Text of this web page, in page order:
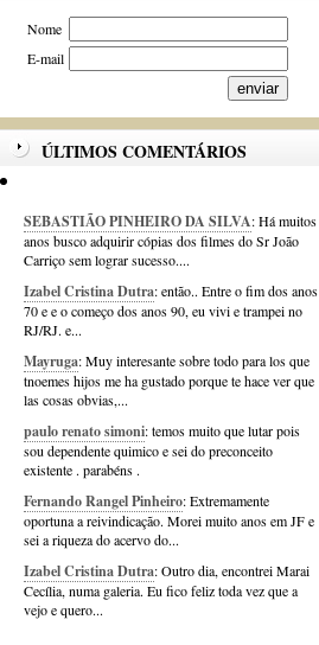
Nome
E-mail
ÚLTIMOS COMENTÁRIOS
SEBASTIÃO PINHEIRO DA SILVA: Há muitos
anos busco adquirir cópias dos filmes do Sr João
Carriço sem lograr sucesso....
Izabel Cristina Dutra: então.. Entre o fim dos anos
70 e e o começo dos anos 90, eu vivi e trampei no
RJ/RJ. e...
Mayruga: Muy interesante sobre todo para los que
tnoemes hijos me ha gustado porque te hace ver que
las cosas obvias,...
paulo renato simoni: temos muito que lutar pois
sou dependente quimico e sei do preconceito
existente . parabéns .
Fernando Rangel Pinheiro: Extremamente
oportuna a reivindicação. Morei muito anos em JF e
sei a riqueza do acervo do...
Izabel Cristina Dutra: Outro dia, encontrei Marai
Cecília, numa galeria. Eu fico feliz toda vez que a
vejo e quero...